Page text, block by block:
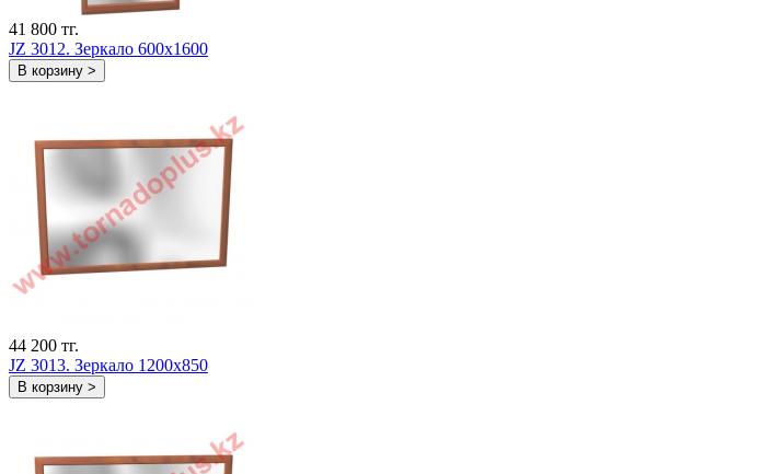
41 800 тг.
JZ 3012. Зеркало 600х1600
В корзину >
44 200 тг.
JZ 3013. Зеркало 1200х850
В корзину >